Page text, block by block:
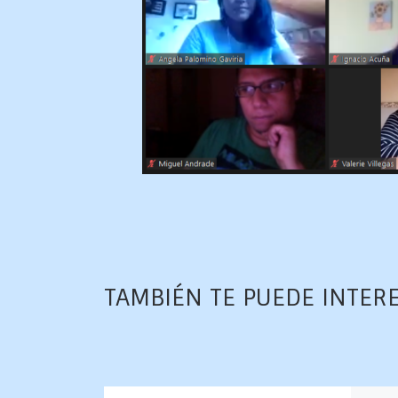
TAMBIÉN TE PUEDE